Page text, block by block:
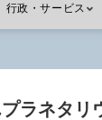
行政・サービス
プラネタリ